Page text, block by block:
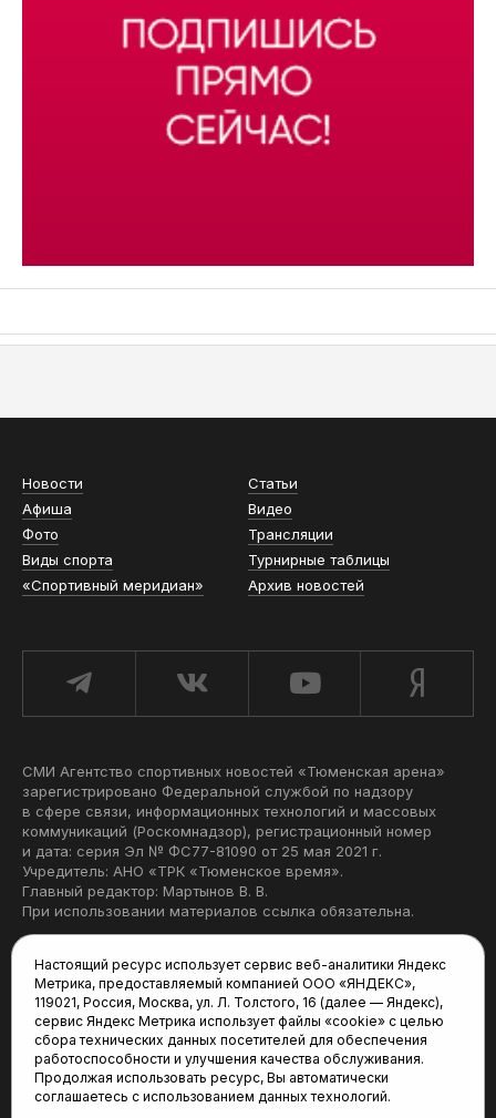
Новости
Статьи
Афиша
Видео
Фото
Трансляции
Виды спорта
Турнирные таблицы
«Спортивный меридиан»
Архив новостей
СМИ Агентство спортивных новостей «Тюменская арена»
зарегистрировано Федеральной службой по надзору
в сфере связи, информационных технологий и массовых
коммуникаций (Роскомнадзор), регистрационный номер
и дата: серия Эл № ФС77-81090 от 25 мая 2021 г.
Учредитель: АНО «ТРК «Тюменское время».
Главный редактор: Мартынов В. В.
При использовании материалов ссылка обязательна.
Редакция:
625035, Тюмень, пр. Геологоразведчиков, 28А
(3452) 68-22-28
tum-arena@mail.ru
Отдел продаж:
Настоящий ресурс использует сервис веб-аналитики Яндекс
Метрика, предоставляемый компанией ООО «ЯНДЕКС»,
119021, Россия, Москва, ул. Л. Толстого, 16 (далее — Яндекс),
сервис Яндекс Метрика использует файлы «cookie» с целью
сбора технических данных посетителей для обеспечения
работоспособности и улучшения качества обслуживания.
Продолжая использовать ресурс, Вы автоматически
соглашаетесь с использованием данных технологий.